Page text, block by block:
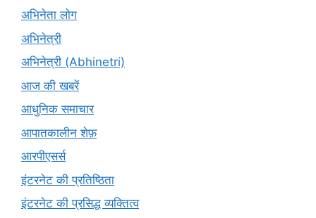
अभिनेता लोग
अभिनेत्री
अभिनेत्री (Abhinetri)
आज की खबरें
आधुनिक समाचार
आपातकालीन शेफ़
आरपीएसर्स
इंटरनेट की प्रतिष्ठिता
इंटरनेट की प्रसिद्ध व्यक्तित्व